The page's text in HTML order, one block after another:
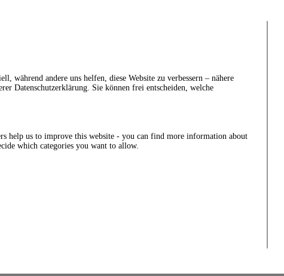
während andere uns helfen, diese Website zu verbessern – nähere
Datenschutzerklärung. Sie können frei entscheiden, welche
help us to improve this website - you can find more information about
which categories you want to allow.